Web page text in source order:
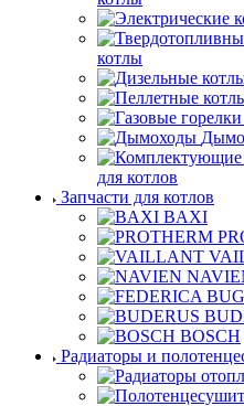
котлы
для котлов
Запчасти для котлов
BAXI
BOSCH
Радиаторы и